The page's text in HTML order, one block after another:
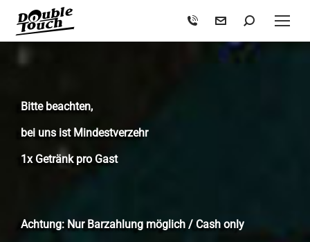
Bitte beachten,
bei uns ist Mindestverzehr
1x Getränk pro Gast
Achtung: Nur Barzahlung möglich / Cash only